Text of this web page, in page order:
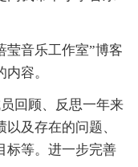
音乐工作室”博客
容。
回顾、反思一年来
及存在的问题、
标等。进一步完善